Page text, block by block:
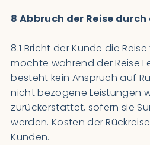
8 Abbruch der Reise durch
8.1 Bricht der Kunde die
möchte während der Reise
besteht kein Anspruch auf
nicht bezogene Leistungen
zurückerstattet, sofern sie
werden. Kosten der
Kunden.